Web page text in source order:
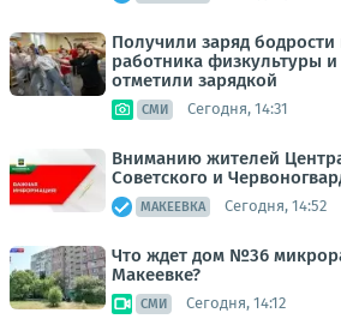
Получили заряд бодрости
работника физкультуры
отметили зарядкой
СМИ Сегодня, 14:31
Вниманию жителей
Советского и
МАКЕЕВКА Сегодня, 14:52
Что ждет дом №36
Макеевке?
СМИ Сегодня, 14:12